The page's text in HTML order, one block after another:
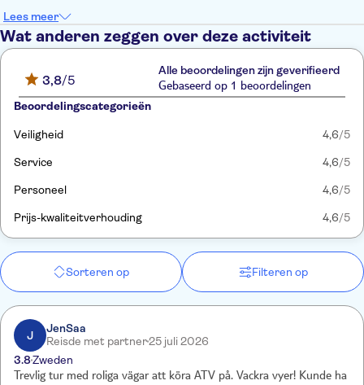
Lees meer
Wat anderen zeggen over deze activiteit
3,8/5
Alle beoordelingen zijn geverifieerd
Gebaseerd op 1 beoordelingen
Beoordelingscategorieën
Veiligheid 4,6/5
Service 4,6/5
Personeel 4,6/5
Prijs-kwaliteitverhouding 4,6/5
Sorteren op Filteren op
J
JenSaa
Reisde met partner25 juli 2026
3.8Zweden
Trevlig tur med roliga vägar att köra ATV på. Vackra vyer! Kunde ha